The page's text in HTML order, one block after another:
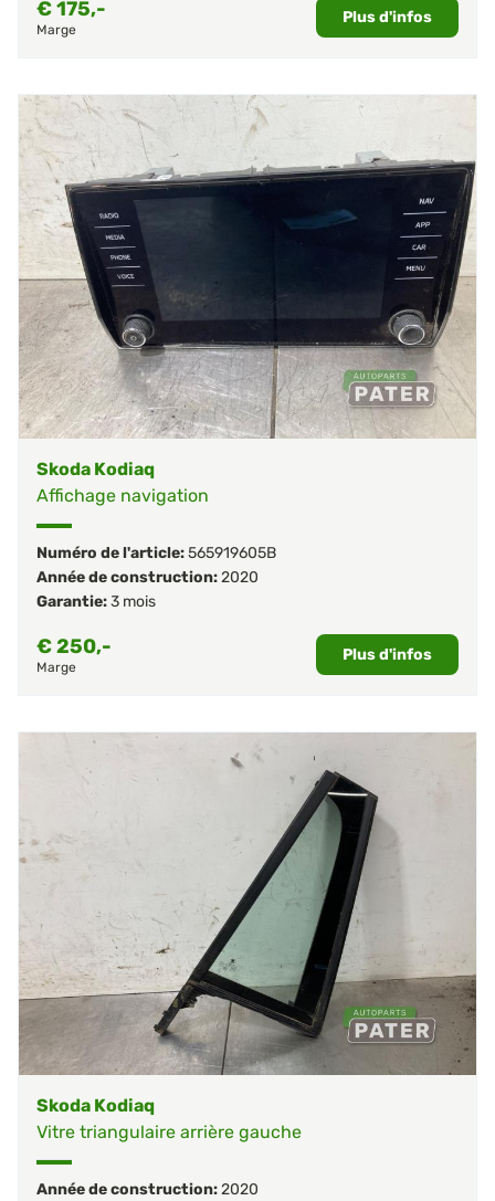
€175,-
Marge
Plus d'infos
Skoda Kodiaq
Affichage navigation
Numéro de l'article:565919605B
Année de construction:2020
Garantie:3 mois
€250,-
Marge
Plus d'infos
Skoda Kodiaq
Vitre triangulaire arrière gauche
Année de construction:2020